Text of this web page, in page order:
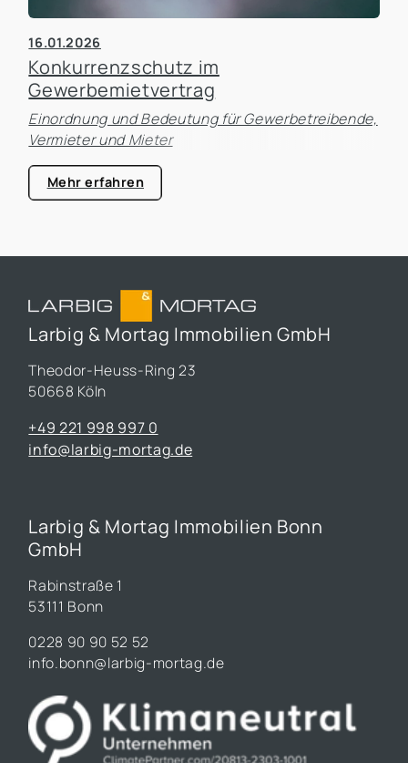
16.01.2026
Konkurrenzschutz im
Gewerbemietvertrag
Einordnung und Bedeutung für Gewerbetreibende,
Vermieter und Mieter
Mehr erfahren
Larbig & Mortag Immobilien GmbH
Theodor-Heuss-Ring 23
50668 Köln
+49 221 998 997 0
info@larbig-mortag.de
Larbig & Mortag Immobilien Bonn
GmbH
Rabinstraße 1
53111 Bonn
0228 90 90 52 52
info.bonn@larbig-mortag.de